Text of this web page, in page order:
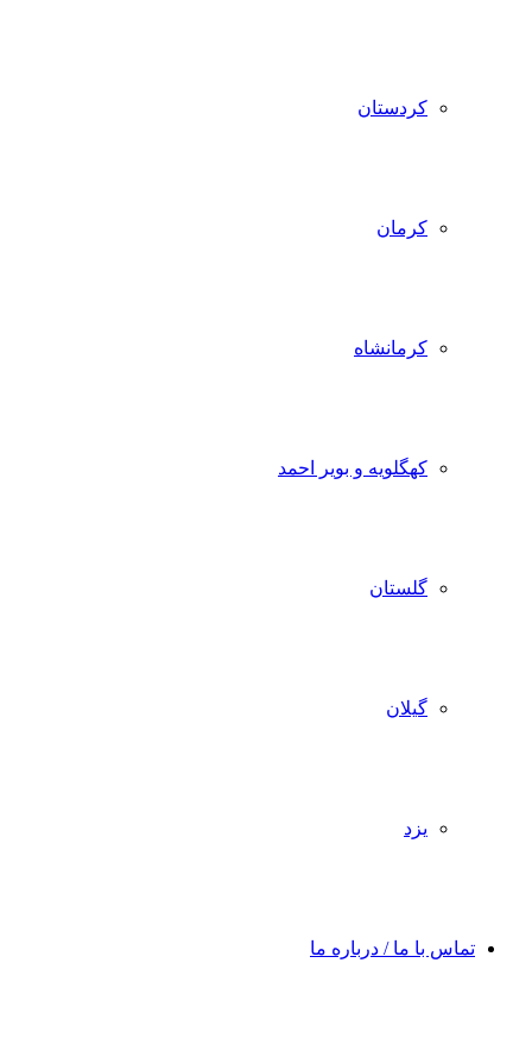
کردستان
کرمان
کرمانشاه
کهگلویه و بویر احمد
گلستان
گیلان
یزد
تماس با ما / درباره ما